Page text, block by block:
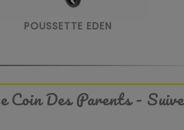
POUSSETTE EDEN
Coin Des Parents -